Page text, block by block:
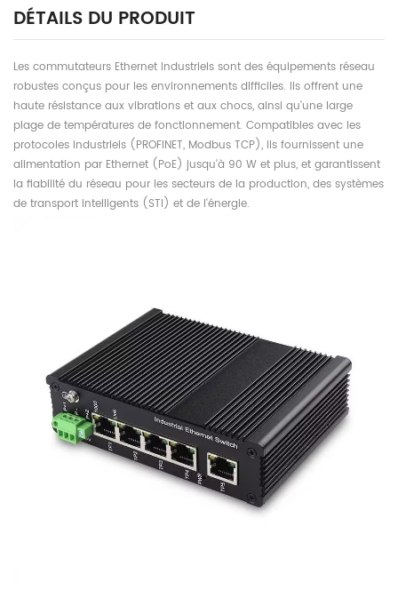
DÉTAILS DU PRODUIT
Les commutateurs Ethernet industriels sont des équipements réseau
robustes conçus pour les environnements difficiles. Ils offrent une
haute résistance aux vibrations et aux chocs, ainsi qu'une large
plage de températures de fonctionnement. Compatibles avec les
protocoles industriels (PROFINET, Modbus TCP), ils fournissent une
alimentation par Ethernet (PoE) jusqu'à 90 W et plus, et garantissent
la fiabilité du réseau pour les secteurs de la production, des systèmes
de transport intelligents (STI) et de l'énergie.